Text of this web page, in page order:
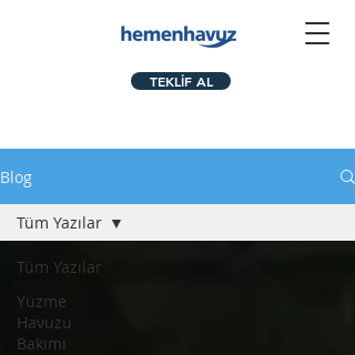
TEKLİF AL
Blog
Tüm Yazılar
Yüzme
Havuzu
Bakımı
Tüm Yazılar